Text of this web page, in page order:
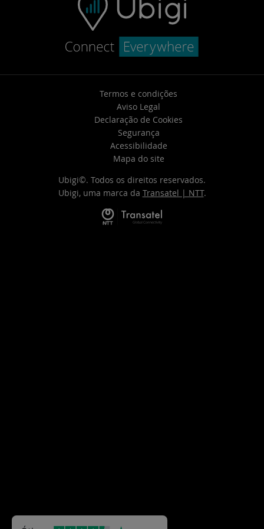
Termos e condições
Aviso Legal
Declaração de Cookies
Segurança
Acessibilidade
Mapa do site
Ubigi©. Todos os direitos reservados.
Ubigi, uma marca da Transatel | NTT.